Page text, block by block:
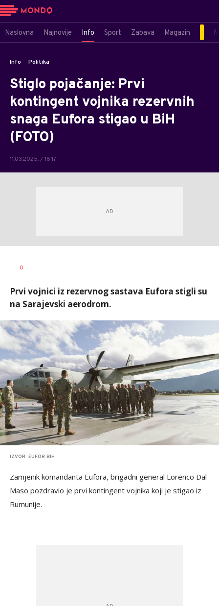
Naslovna Najnovije Info Sport Zabava Magazin
Info Politika
Stiglo pojačanje: Prvi
kontingent vojnika rezervnih
snaga Eufora stigao u BiH
(FOTO)
11.03.2025. / 18:17
AUTOR
0
Prvi vojnici iz rezervnog sastava Eufora stigli su
na Sarajevski aerodrom.
IZVOR: EUFOR BIH
Zamjenik komandanta Eufora, brigadni general Lorenco Dal
Maso pozdravio je prvi kontingent vojnika koji je stigao iz
Rumunije.